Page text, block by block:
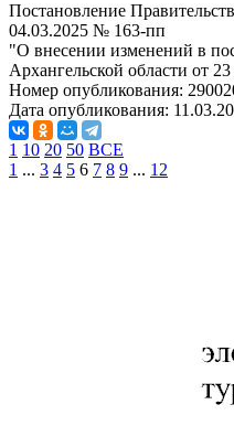
Постановление
04.03.2025 № 163-пп
"О внесении изменений в
Архангельской области от
Номер опубликования:
Дата опубликования:
1 10 20 50 ВСЕ
1 ... 3 4 5 6 7 8 9 ... 12